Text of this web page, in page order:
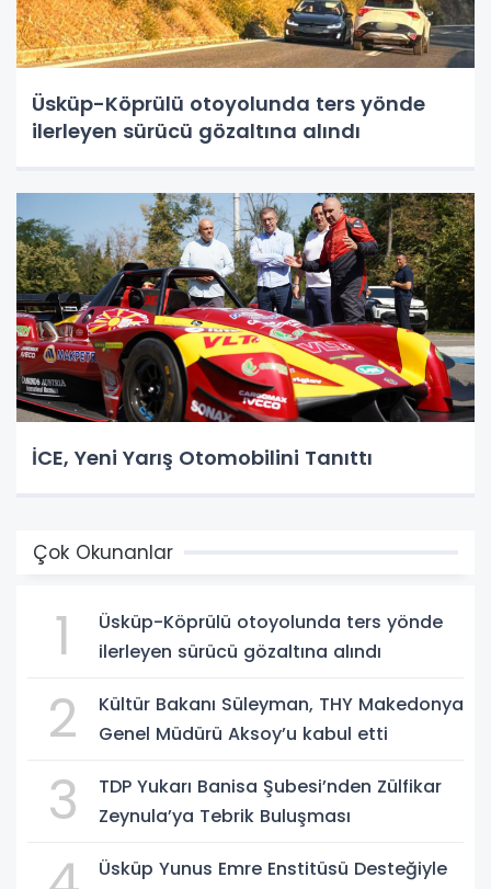
Üsküp-Köprülü otoyolunda ters yönde
ilerleyen sürücü gözaltına alındı
İCE, Yeni Yarış Otomobilini Tanıttı
Çok Okunanlar
1
Üsküp-Köprülü otoyolunda ters yönde
ilerleyen sürücü gözaltına alındı
2
Kültür Bakanı Süleyman, THY Makedonya
Genel Müdürü Aksoy’u kabul etti
3
TDP Yukarı Banisa Şubesi’nden Zülfikar
Zeynula’ya Tebrik Buluşması
Üsküp Yunus Emre Enstitüsü Desteğiyle